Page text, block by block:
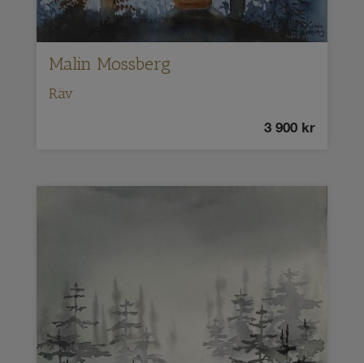
Malin Mossberg
Räv
3 900 kr